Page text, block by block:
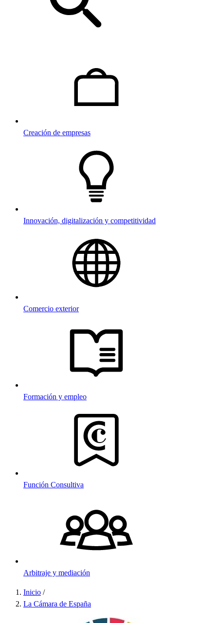
Creación de empresas
Innovación, digitalización y competitividad
Comercio exterior
Formación y empleo
Función Consultiva
Arbitraje y mediación
Sobrescribir
Inicio /
La Cámara de España